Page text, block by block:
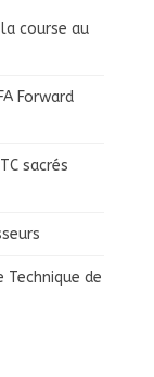
course au
Forward
sacrés
de